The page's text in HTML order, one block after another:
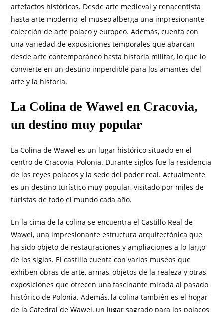
artefactos históricos. Desde arte medieval y renacentista
hasta arte moderno, el museo alberga una impresionante
colección de arte polaco y europeo. Además, cuenta con
una variedad de exposiciones temporales que abarcan
desde arte contemporáneo hasta historia militar, lo que lo
convierte en un destino imperdible para los amantes del
arte y la historia.
La Colina de Wawel en Cracovia,
un destino muy popular
La Colina de Wawel es un lugar histórico situado en el
centro de Cracovia, Polonia. Durante siglos fue la residencia
de los reyes polacos y la sede del poder real. Actualmente
es un destino turístico muy popular, visitado por miles de
turistas de todo el mundo cada año.
En la cima de la colina se encuentra el Castillo Real de
Wawel, una impresionante estructura arquitectónica que
ha sido objeto de restauraciones y ampliaciones a lo largo
de los siglos. El castillo cuenta con varios museos que
exhiben obras de arte, armas, objetos de la realeza y otras
exposiciones que ofrecen una fascinante mirada al pasado
histórico de Polonia. Además, la colina también es el hogar
de la Catedral de Wawel, un lugar sagrado para los polacos